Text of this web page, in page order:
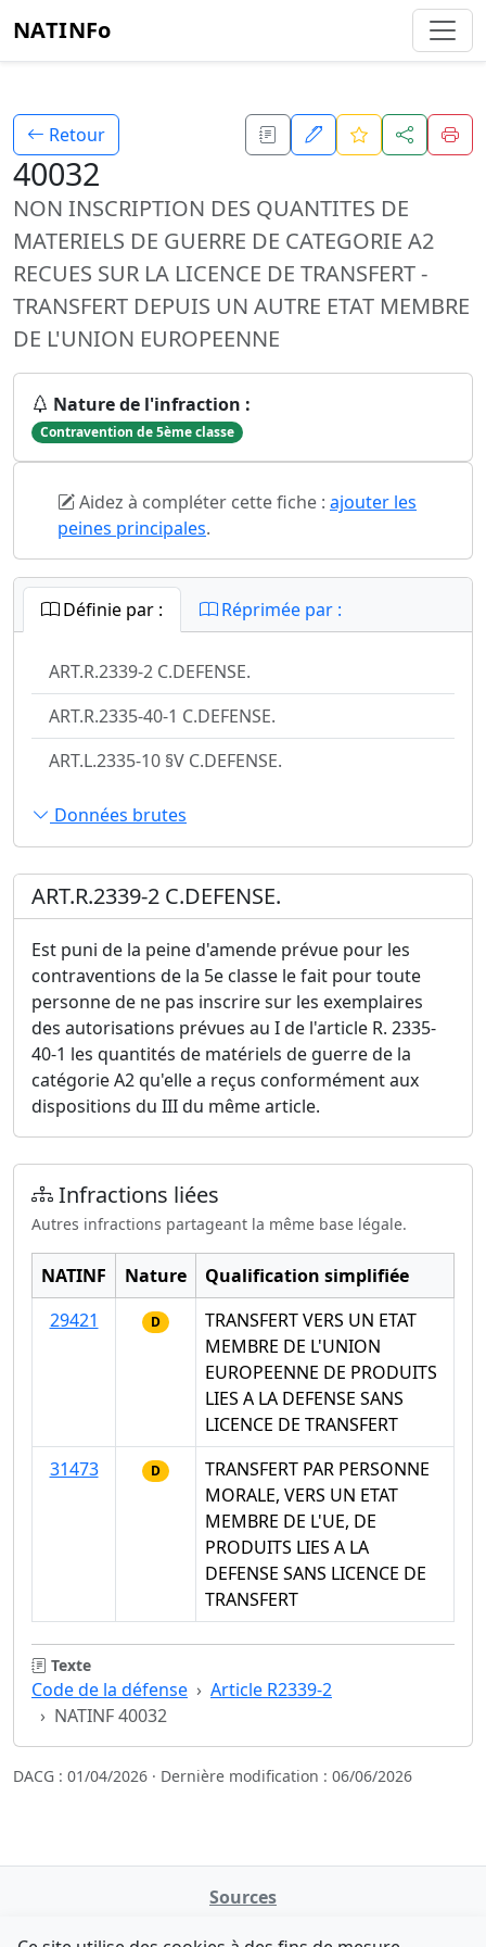
NATINFo
Retour
40032
NON INSCRIPTION DES QUANTITES DE
MATERIELS DE GUERRE DE CATEGORIE A2
RECUES SUR LA LICENCE DE TRANSFERT -
TRANSFERT DEPUIS UN AUTRE ETAT MEMBRE
DE L'UNION EUROPEENNE
Nature de l'infraction :
Contravention de 5ème classe
Aidez à compléter cette fiche : ajouter les
peines principales.
Définie par : Réprimée par :
ART.R.2339-2 C.DEFENSE.
ART.R.2335-40-1 C.DEFENSE.
ART.L.2335-10 §V C.DEFENSE.
Données brutes
ART.R.2339-2 C.DEFENSE.
Est puni de la peine d'amende prévue pour les
contraventions de la 5e classe le fait pour toute
personne de ne pas inscrire sur les exemplaires
des autorisations prévues au I de l'article R. 2335-
40-1 les quantités de matériels de guerre de la
catégorie A2 qu'elle a reçus conformément aux
dispositions du III du même article.
Infractions liées
Autres infractions partageant la même base légale.
NATINF Nature
Qualification simplifiée
29421
D
TRANSFERT VERS UN ETAT
MEMBRE DE L'UNION
EUROPEENNE DE PRODUITS
LIES A LA DEFENSE SANS
LICENCE DE TRANSFERT
31473
D
TRANSFERT PAR PERSONNE
MORALE, VERS UN ETAT
MEMBRE DE L'UE, DE
PRODUITS LIES A LA
DEFENSE SANS LICENCE DE
TRANSFERT
Texte
Code de la défense
Article R2339-2
NATINF 40032
DACG : 01/04/2026 · Dernière modification : 06/06/2026
Sources